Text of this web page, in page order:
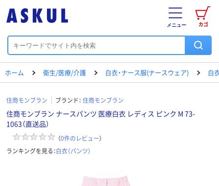
カゴ
メニュー
ホーム 衛生/医療/介護 白衣・ナース服(ナースウェア) 白
住商モンブラン ブランド： 住商モンブラン
住商モンブラン ナースパンツ 医療白衣 レディス ピンク M 73-
1063（直送品）
（0件のレビュー）
ランキングを見る：白衣（パンツ）